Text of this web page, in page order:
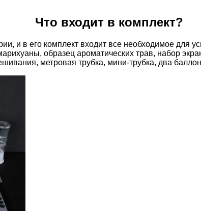
Что входит в комплект?
и в его комплект входит все необходимое для
образец ароматических трав, набор
метровая трубка, мини-трубка, два